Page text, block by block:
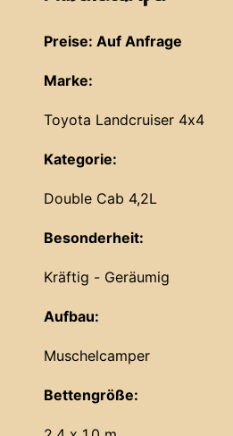
Preise: Auf Anfrage
Marke:
Toyota Landcruiser 4x4
Kategorie:
Double Cab 4,2L
Besonderheit:
Kräftig - Geräumig
Aufbau:
Muschelcamper
Bettengröße: